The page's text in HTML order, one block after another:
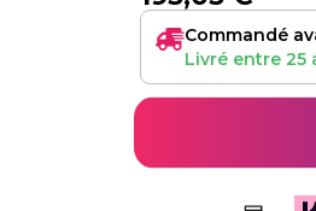
Commandé
Livré entre 25